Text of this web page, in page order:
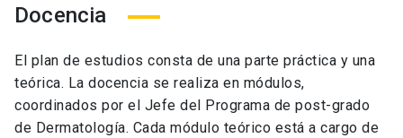
Docencia
El plan de estudios consta de una parte práctica y una
teórica. La docencia se realiza en módulos,
coordinados por el Jefe del Programa de post-grado
de Dermatología. Cada módulo teórico está a cargo de